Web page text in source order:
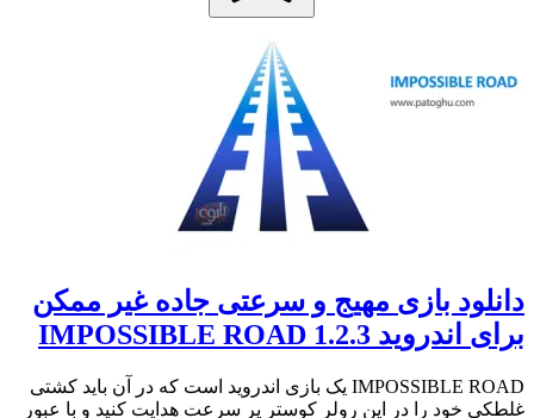
دانلود بازی مهیج و سرعتی جاده غیر ممکن
برای اندروید IMPOSSIBLE ROAD 1.2.3
IMPOSSIBLE ROAD یک بازی اندروید است که در آن باید کشتی
غلطکی خود را در این رولر کوستر پر سرعت هدایت کنید و با عبور